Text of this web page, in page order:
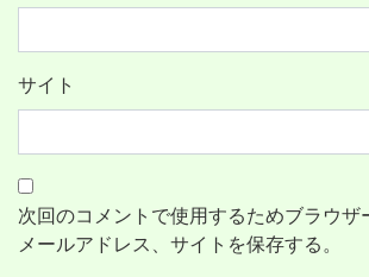
サイト
次回のコメントで使用するためブラウザ
メールアドレス、サイトを保存する。